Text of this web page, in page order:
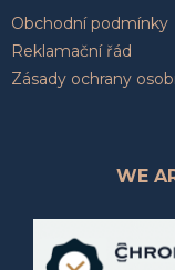
Obchodní podmínky
Reklamační řád
Zásady ochrany
WE